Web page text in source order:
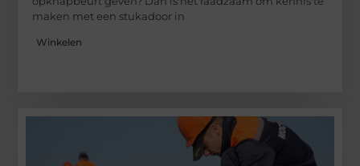
maken met een stukadoor in
Winkelen